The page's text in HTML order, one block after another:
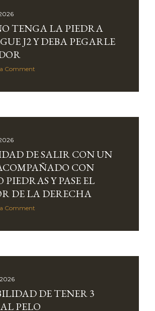
TENGA LA PIEDRA
J2 Y DEBA PEGARLE
Comment
DE SALIR CON UN
CON
PIEDRAS Y PASE EL
DE LA DERECHA
Comment
DE TENER 3
PELO